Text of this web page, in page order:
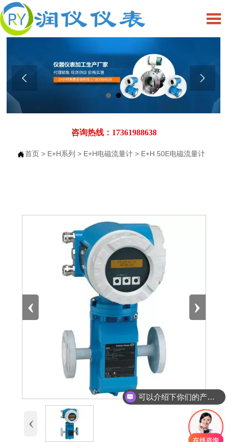

 
咨询热线：17361988638
首页 > E+H系列 > E+H电磁流量计 > E+H 50E电磁流量计
‹ ›
‹ ›
可以介绍下你们的产品么